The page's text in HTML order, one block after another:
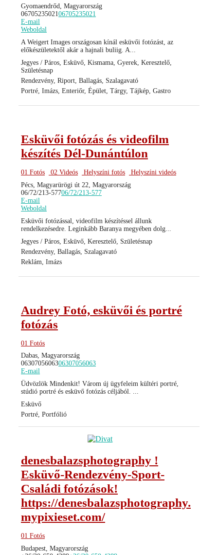
Gyomaendrőd, Magyarország
0670523502106705235021
E-mail
Weboldal
A Weigert Images országosan kínál esküvői fotózást, az
előkészületektől akár a hajnali buliig. A...
Jegyes / Páros, Esküvő, Kismama, Gyerek, Keresztelő,
Születésnap
Rendezvény, Riport, Ballagás, Szalagavató
Portré, Imázs, Enteriőr, Épület, Tárgy, Tájkép, Gastro
Esküvői fotózás és videofilm
készítés Dél-Dunántúlon
01 Fotós 02 Videós Helyszíni fotós
Helyszíni videós
Pécs, Magyarürögi út 22, Magyarország
06/72/213-57706/72/213-577
E-mail
Weboldal
Esküvői fotózással, videofilm készítéssel állunk
rendelkezésedre. Leginkább Baranya megyében dolg...
Jegyes / Páros, Esküvő, Keresztelő, Születésnap
Rendezvény, Ballagás, Szalagavató
Reklám, Imázs
Audrey Fotó, esküvői és portré
fotózás
01 Fotós
Dabas, Magyarország
0630705606306307056063
E-mail
Üdvözlök Mindenkit! Várom új ügyfeleim kültéri portré,
stúdió portré és esküvő fotózás céljából. ...
Esküvő
Portré, Portfólió
denesbalazsphotography !
Esküvő-Rendezvény-Sport-
Családi fotózások!
https://denesbalazsphotography.
mypixieset.com/
01 Fotós
Budapest, Magyarország